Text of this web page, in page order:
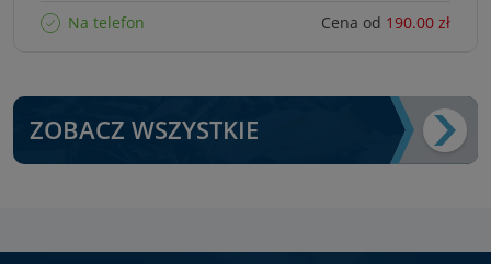
Na telefon Cena od 190.00 zł
ZOBACZ WSZYSTKIE